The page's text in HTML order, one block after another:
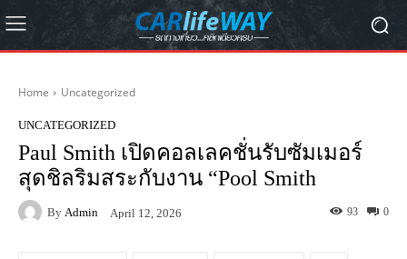
Home Uncategorized
UNCATEGORIZED
Paul Smith เปิดคอลเลคชั่นรับซัมเมอร์
สุดชิลริมสระกับงาน “Pool Smith
By Admin April 12, 2026 0
93